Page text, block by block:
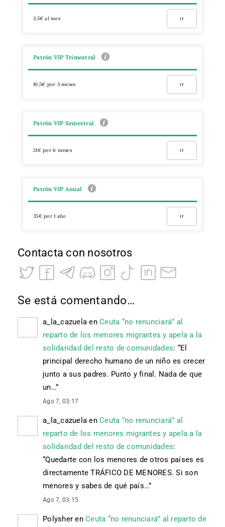
3,5€ al mes Ir
Patrón VIP Trimestral
10,5€ por 3 meses Ir
Patrón VIP Semestral
21€ por 6 meses Ir
Patrón VIP Anual
35€ por 1 año Ir
Contacta con nosotros
Se está comentando…
a_la_cazuela en Ceuta “no renunciará” al
reparto de los menores migrantes y apela a la
solidaridad del resto de comunidades: “El
principal derecho humano de un niño es crecer
junto a sus padres. Punto y final. Nada de que
un…”
Ago 7, 03:17
a_la_cazuela en Ceuta “no renunciará” al
reparto de los menores migrantes y apela a la
solidaridad del resto de comunidades:
“Quedarte con los menores de otros países es
directamente TRÁFICO DE MENORES. Si son
menores y sabes de qué país…”
Ago 7, 03:15
Polysher en Ceuta “no renunciará” al reparto de